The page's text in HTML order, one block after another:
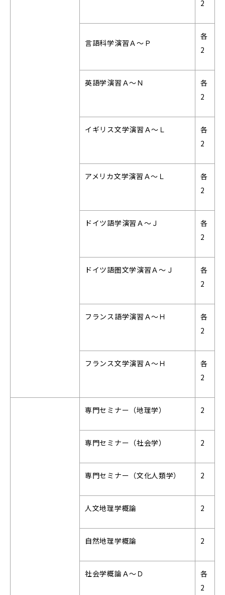
2
言語科学演習Ａ～Ｐ
各
2
英語学演習Ａ～Ｎ
各
2
イギリス文学演習Ａ～Ｌ
各
2
アメリカ文学演習Ａ～Ｌ
各
2
ドイツ語学演習Ａ～Ｊ
各
2
ドイツ語圏文学演習Ａ～Ｊ
各
2
フランス語学演習Ａ～Ｈ
各
2
フランス文学演習Ａ～Ｈ
各
2
専門セミナー（地理学） 2
専門セミナー（社会学） 2
専門セミナー（文化人類学） 2
人文地理学概論 2
自然地理学概論 2
社会学概論Ａ～Ｄ
各
2